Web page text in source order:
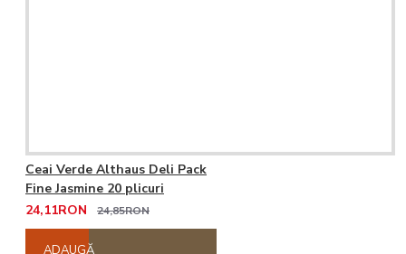
Ceai Verde Althaus Deli Pack
Fine Jasmine 20 plicuri
24,11RON
24,85RON